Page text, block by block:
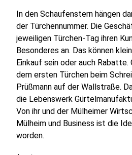
In den Schaufenstern hängen
der Türchennummer. Die
jeweiligen Türchen-Tag ihren
Besonderes an. Das können
Einkauf sein oder auch
dem ersten Türchen beim
Prüßmann auf der Wallstraße.
die Lebenswerk
Von ihr und der Mülheimer
Mülheim und Business ist die
worden.